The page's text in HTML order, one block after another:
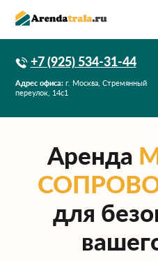
+7 (925) 534-31-44
Адрес офиса: г. Москва, Стремянный
переулок, 14с1
Аренда
для